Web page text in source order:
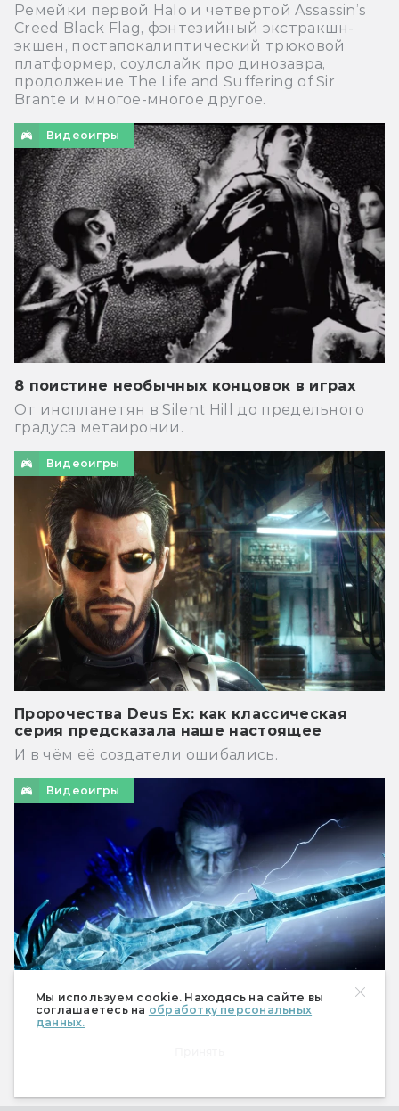
Мы используем cookie. Находясь на сайте вы
соглашаетесь на обработку персональных
данных.
Ремейки первой Halo и четвертой Assassin’s
Creed Black Flag, фэнтезийный экстракшн-
экшен, постапокалиптический трюковой
платформер, соулслайк про динозавра,
продолжение The Life and Suffering of Sir
Brante и многое-многое другое.
Видеоигры
8 поистине необычных концовок в играх
От инопланетян в Silent Hill до предельного
градуса метаиронии.
Видеоигры
Пророчества Deus Ex: как классическая
серия предсказала наше настоящее
И в чём её создатели ошибались.
Видеоигры